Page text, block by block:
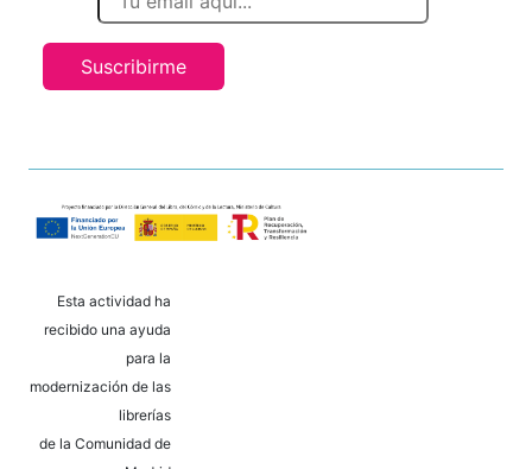
Suscribirme
Esta actividad ha
recibido una ayuda
para la
modernización de las
librerías
de la Comunidad de